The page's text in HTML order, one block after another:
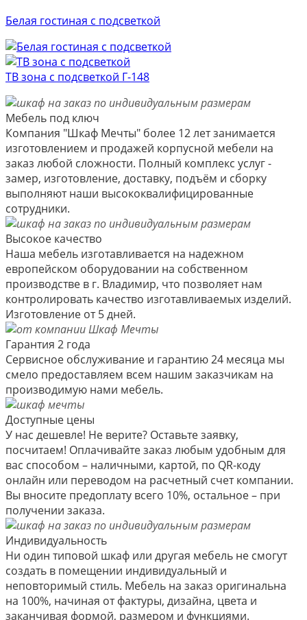
Белая гостиная с подсветкой
ТВ зона с подсветкой Г-148
Мебель под ключ
Компания "Шкаф Мечты" более 12 лет занимается
изготовлением и продажей корпусной мебели на
заказ любой сложности. Полный комплекс услуг -
замер, изготовление, доставку, подъём и сборку
выполняют наши высококвалифицированные
сотрудники.
Высокое качество
Наша мебель изготавливается на надежном
европейском оборудовании на собственном
производстве в г. Владимир, что позволяет нам
контролировать качество изготавливаемых изделий.
Изготовление от 5 дней.
Гарантия 2 года
Сервисное обслуживание и гарантию 24 месяца мы
смело предоставляем всем нашим заказчикам на
производимую нами мебель.
Доступные цены
У нас дешевле! Не верите? Оставьте заявку,
посчитаем! Оплачивайте заказ любым удобным для
вас способом – наличными, картой, по QR-коду
онлайн или переводом на расчетный счет компании.
Вы вносите предоплату всего 10%, остальное – при
получении заказа.
Индивидуальность
Ни один типовой шкаф или другая мебель не смогут
создать в помещении индивидуальный и
неповторимый стиль. Мебель на заказ оригинальна
на 100%, начиная от фактуры, дизайна, цвета и
заканчивая формой, размером и функциями.